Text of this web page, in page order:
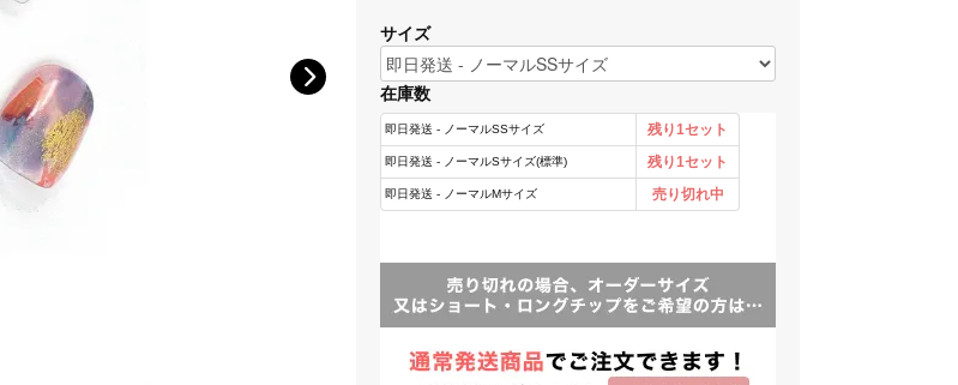
サイズ
在庫数